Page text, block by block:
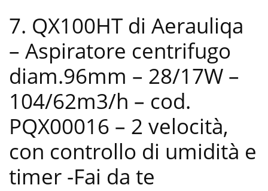
7. QX100HT di Aerauliqa
– Aspiratore centrifugo
diam.96mm – 28/17W –
104/62m3/h – cod.
PQX00016 – 2 velocità,
con controllo di umidità e
timer -Fai da te